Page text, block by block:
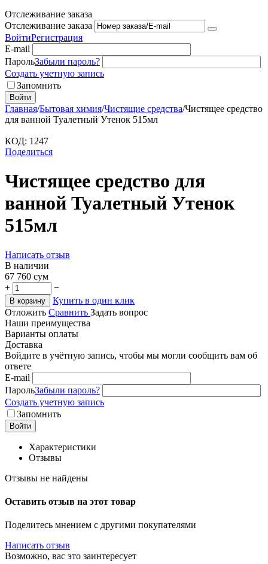
Отслеживание заказа
Отслеживание заказа
ВойтиРегистрация
E-mail
ПарольЗабыли пароль?
Создать учетную запись
Запомнить
Войти
Главная/Бытовая химия/Чистящие средства/Чистящее средство
для ванной Туалетный Утенок 515мл
КОД: 1247
Поделиться
Чистящее средство для
ванной Туалетный Утенок
515мл
Написать отзыв
В наличии
67 760 сум
+
−
В корзину
Купить в один клик
Отложить Сравнить Задать вопрос
Наши преимущества
Варианты оплаты
Доставка
Войдите в учётную запись, чтобы мы могли сообщить вам об
ответе
E-mail
ПарольЗабыли пароль?
Создать учетную запись
Запомнить
Войти
Характеристики
Отзывы
Отзывы не найдены
Оставить отзыв на этот товар
Поделитесь мнением с другими покупателями
Написать отзыв
Возможно, вас это заинтересует